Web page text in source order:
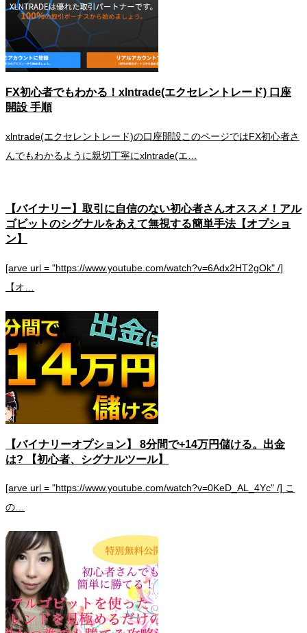
FX初心者でもわかる！xlntrade(エクセレントレード) 口座
開設 手順
xlntrade(エクセレントレード)の口座開設このページではFX初心者さ
んでもわかるように親切丁寧にxlntrade(エ…
【バイナリー】取引に自信のない初心者さんオススメ！アル
ゴビットのシグナルをあえて無視する簡単手法【オプショ
ン】
[arve url = "https://www.youtube.com/watch?v=6Adx2HT2gOk" /]
【オ…
【バイナリーオプション】 8分間で+14万円儲ける。出金
は? 【初心者、シグナルツール】
[arve url = "https://www.youtube.com/watch?v=0KeD_AL_4Yc" /] こ
の…